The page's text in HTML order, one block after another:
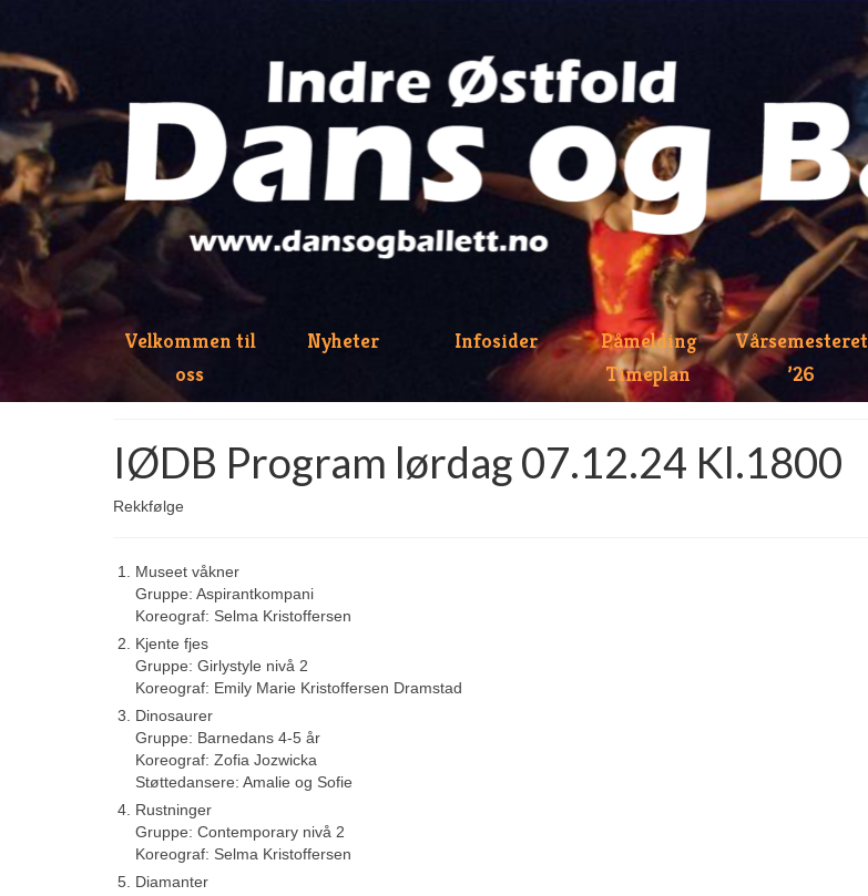
Velkommen til
oss
Nyheter Infosider
Påmelding
Timeplan
Vårsemesteret
’26
IØDB Program lørdag 07.12.24 Kl.1800
Rekkfølge
Museet våkner
Gruppe: Aspirantkompani
Koreograf: Selma Kristoffersen
Kjente fjes
Gruppe: Girlystyle nivå 2
Koreograf: Emily Marie Kristoffersen Dramstad
Dinosaurer
Gruppe: Barnedans 4-5 år
Koreograf: Zofia Jozwicka
Støttedansere: Amalie og Sofie
Rustninger
Gruppe: Contemporary nivå 2
Koreograf: Selma Kristoffersen
Diamanter